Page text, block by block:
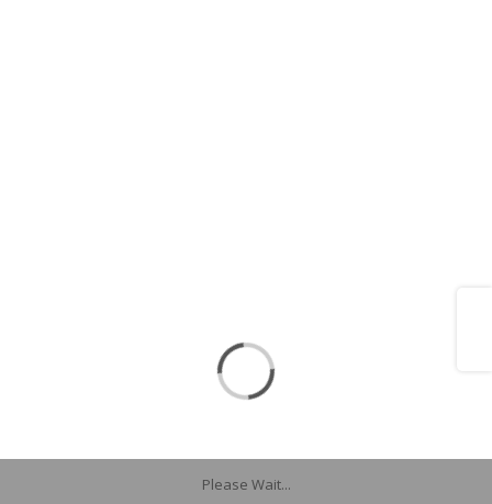
Please Wait...